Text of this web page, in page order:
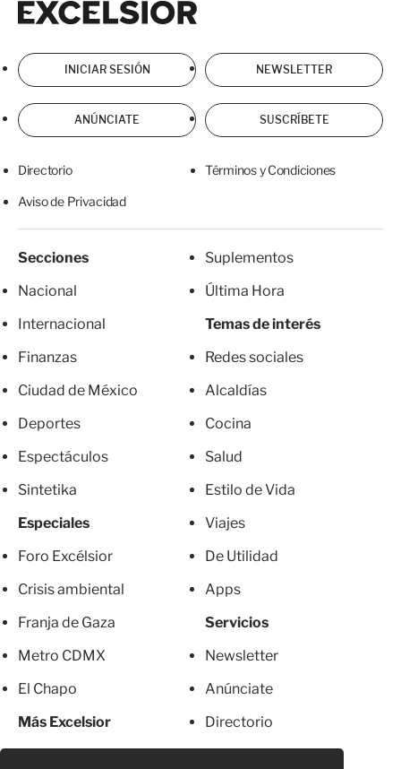
INICIAR SESIÓN NEWSLETTER
ANÚNCIATE SUSCRÍBETE
Directorio Términos y Condiciones
Aviso de Privacidad
Secciones
Nacional
Internacional
Finanzas
Ciudad de México
Deportes
Espectáculos
Sintetika
Especiales
Foro Excélsior
Crisis ambiental
Franja de Gaza
Metro CDMX
El Chapo
Más Excelsior
Suplementos
Última Hora
Temas de interés
Redes sociales
Alcaldías
Cocina
Salud
Estilo de Vida
Viajes
De Utilidad
Apps
Servicios
Newsletter
Anúnciate
Directorio